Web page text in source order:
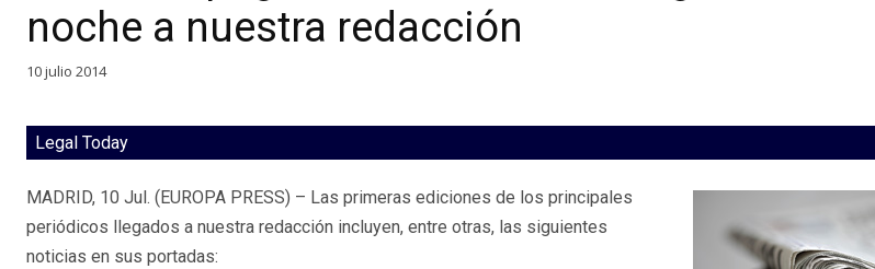
noche a nuestra redacción
10 julio 2014
Legal Today
MADRID, 10 Jul. (EUROPA PRESS) – Las primeras ediciones de los principales
periódicos llegados a nuestra redacción incluyen, entre otras, las siguientes
noticias en sus portadas: